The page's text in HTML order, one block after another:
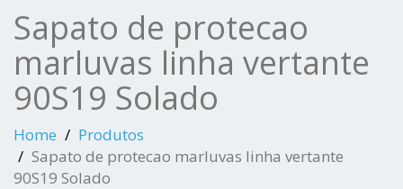
Sapato de protecao
marluvas linha vertante
90S19 Solado
Home
Produtos
Sapato de protecao marluvas linha vertante
90S19 Solado